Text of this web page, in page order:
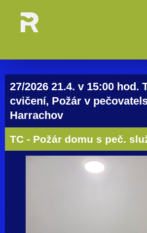
27/2026 21.4. v 15:00 hod.
cvičení, Požár v
Harrachov
TC - Požár domu s peč.